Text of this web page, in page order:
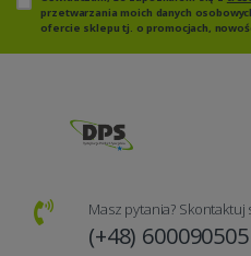
przetwarzania moich danych
ofercie sklepu tj. o promocjach,
Masz pytania? Skontaktuj
(+48) 600090505